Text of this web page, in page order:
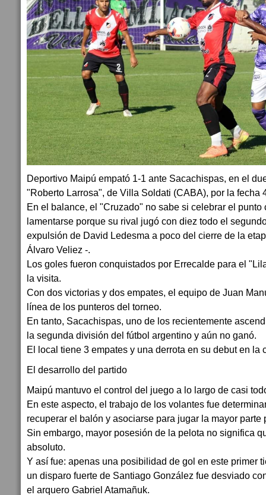
Deportivo Maipú empató 1-1 ante Sacachispas, en el
"Roberto Larrosa", de Villa Soldati (CABA), por la fecha
En el balance, el "Cruzado" no sabe si celebrar el punto
lamentarse porque su rival jugó con diez todo el
expulsión de David Ledesma a poco del cierre de la
Álvaro Veliez -.
Los goles fueron conquistados por Errecalde para el
la visita.
Con dos victorias y dos empates, el equipo de Juan
línea de los punteros del torneo.
En tanto, Sacachispas, uno de los recientemente
la segunda división del fútbol argentino y aún no ganó.
El local tiene 3 empates y una derrota en su debut en la
El desarrollo del partido
Maipú mantuvo el control del juego a lo largo de casi
En este aspecto, el trabajo de los volantes fue
recuperar el balón y asociarse para jugar la mayor
Sin embargo, mayor posesión de la pelota no significa
absoluto.
Y así fue: apenas una posibilidad de gol en este primer
un disparo fuerte de Santiago González fue desviado
el arquero Gabriel Atamañuk.